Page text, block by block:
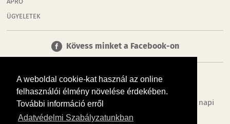
A weboldal cookie-kat használ az online
felhasználói élmény növelése érdekében.
További információ erről
Adatvédelmi Szabályzatunkban
APRÓ
ÜGYELETEK
Kövess minket a Facebook-on
Tudj meg többet városodról! Hírek, programok, képek, napi
menü, cégek…. és minden, ami Győr